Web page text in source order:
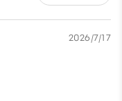
2026/7/17